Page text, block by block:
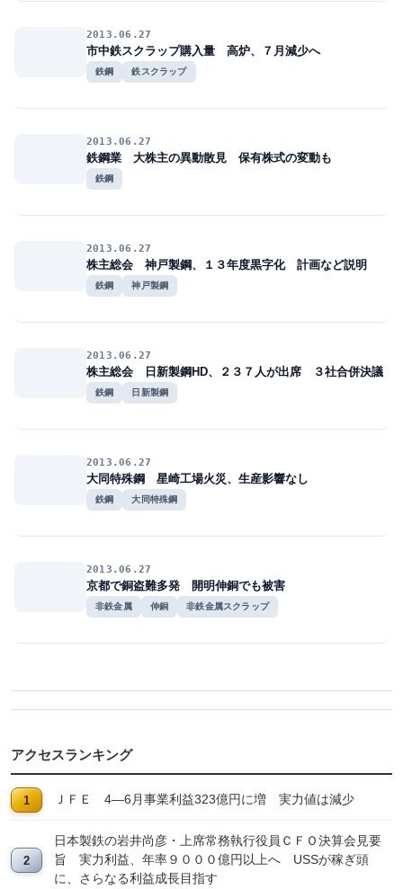
2013.06.27
市中鉄スクラップ購入量 高炉、７月減少へ
鉄鋼 鉄スクラップ
2013.06.27
鉄鋼業 大株主の異動散見 保有株式の変動も
鉄鋼
2013.06.27
株主総会 神戸製鋼、１３年度黒字化 計画など説明
鉄鋼 神戸製鋼
2013.06.27
株主総会 日新製鋼HD、２３７人が出席 ３社合併決議
鉄鋼 日新製鋼
2013.06.27
大同特殊鋼 星崎工場火災、生産影響なし
鉄鋼 大同特殊鋼
2013.06.27
京都で銅盗難多発 開明伸銅でも被害
非鉄金属 伸銅 非鉄金属スクラップ
アクセスランキング
ＪＦＥ 4―6月事業利益323億円に増 実力値は減少
日本製鉄の岩井尚彦・上席常務執行役員ＣＦＯ決算会見要
旨 実力利益、年率９０００億円以上へ USSが稼ぎ頭
に、さらなる利益成長目指す